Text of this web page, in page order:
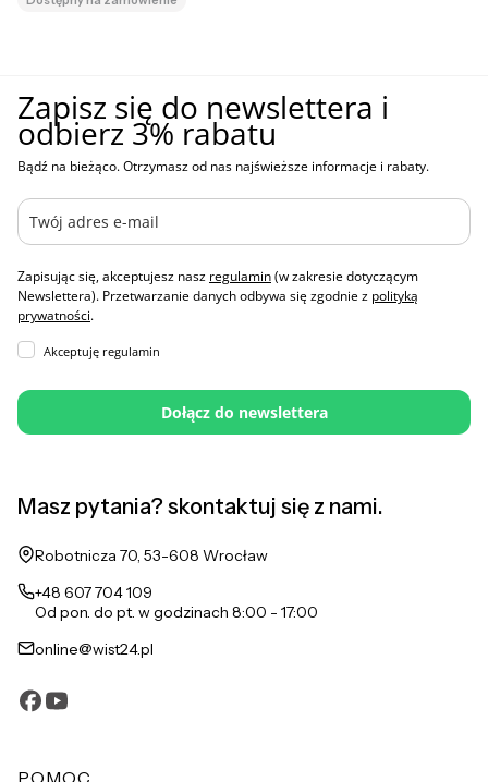
Zapisz się do newslettera i
odbierz 3% rabatu
Bądź na bieżąco. Otrzymasz od nas najświeższe informacje i rabaty.
Zapisując się, akceptujesz nasz regulamin(w zakresie dotyczącym
Newslettera). Przetwarzanie danych odbywa się zgodnie z polityką
prywatności.
Akceptuję regulamin
Dołącz do newslettera
Masz pytania? skontaktuj się z nami.
Adres:
Robotnicza 70, 53-608 Wrocław
+48 607 704 109
Od pon. do pt. w godzinach 8:00 - 17:00
online@wist24.pl
POMOC